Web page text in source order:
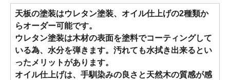
天板の塗装はウレタン塗装、オイル仕上げの2種類か
らオーダー可能です。
ウレタン塗装は木材の表面を塗料でコーティングして
いる為、水分を弾きます。汚れても水拭き出来るとい
ったメリットがあります。
オイル仕上げは、手馴染みの良さと天然木の質感が感